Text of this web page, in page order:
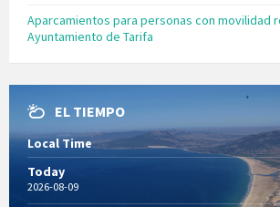
Aparcamientos para personas con movilidad
Ayuntamiento de Tarifa
EL TIEMPO
Local Time
Today
2026-08-09